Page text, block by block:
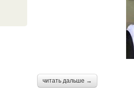
читать дальше →